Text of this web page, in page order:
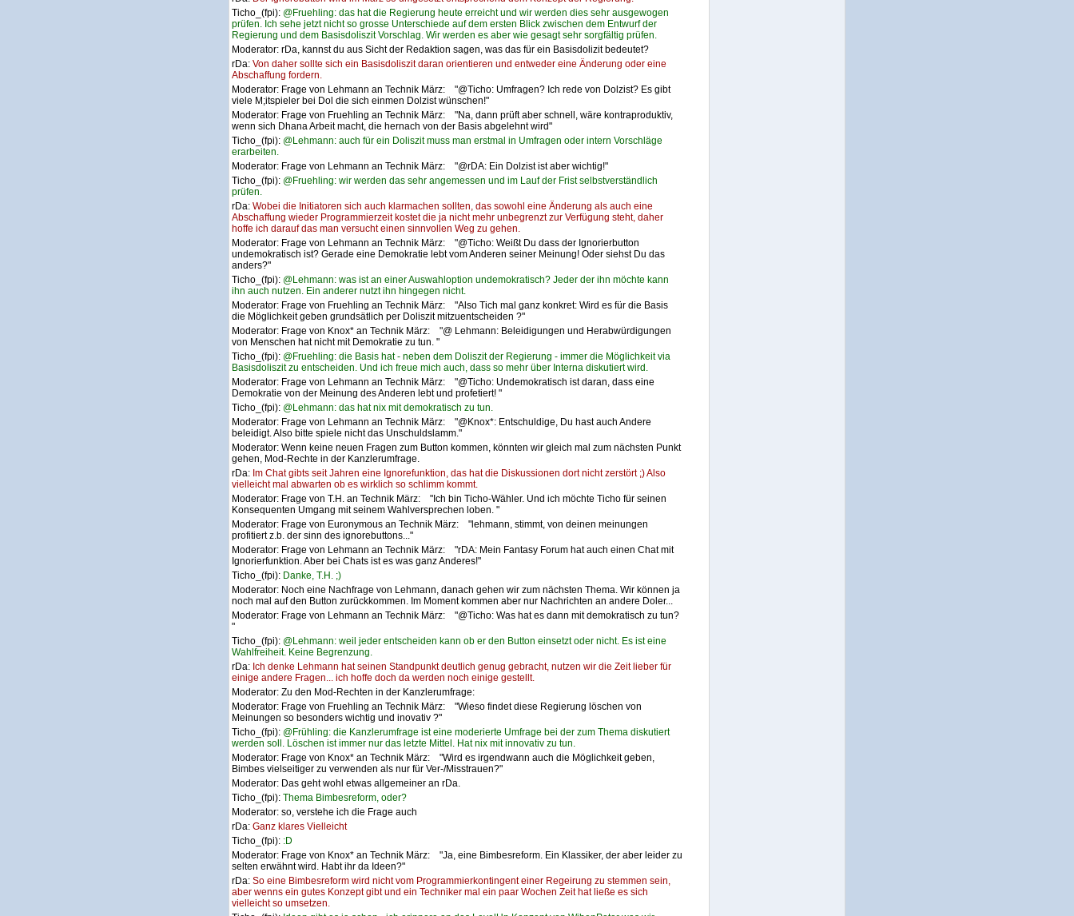
Ticho_(fpi): @Fruehling: das hat die Regierung heute erreicht und wir werden dies sehr ausgewogen
prüfen. Ich sehe jetzt nicht so grosse Unterschiede auf dem ersten Blick zwischen dem Entwurf der
Regierung und dem Basisdoliszit Vorschlag. Wir werden es aber wie gesagt sehr sorgfältig prüfen.
Moderator: rDa, kannst du aus Sicht der Redaktion sagen, was das für ein Basisdolizit bedeutet?
rDa: Von daher sollte sich ein Basisdoliszit daran orientieren und entweder eine Änderung oder eine
Abschaffung fordern.
Moderator: Frage von Lehmann an Technik März: "@Ticho: Umfragen? Ich rede von Dolzist? Es gibt
viele M;itspieler bei Dol die sich einmen Dolzist wünschen!"
Moderator: Frage von Fruehling an Technik März: "Na, dann prüft aber schnell, wäre kontraproduktiv,
wenn sich Dhana Arbeit macht, die hernach von der Basis abgelehnt wird"
Ticho_(fpi): @Lehmann: auch für ein Doliszit muss man erstmal in Umfragen oder intern Vorschläge
erarbeiten.
Moderator: Frage von Lehmann an Technik März: "@rDA: Ein Dolzist ist aber wichtig!"
Ticho_(fpi): @Fruehling: wir werden das sehr angemessen und im Lauf der Frist selbstverständlich
prüfen.
rDa: Wobei die Initiatoren sich auch klarmachen sollten, das sowohl eine Änderung als auch eine
Abschaffung wieder Programmierzeit kostet die ja nicht mehr unbegrenzt zur Verfügung steht, daher
hoffe ich darauf das man versucht einen sinnvollen Weg zu gehen.
Moderator: Frage von Lehmann an Technik März: "@Ticho: Weißt Du dass der Ignorierbutton
undemokratisch ist? Gerade eine Demokratie lebt vom Anderen seiner Meinung! Oder siehst Du das
anders?"
Ticho_(fpi): @Lehmann: was ist an einer Auswahloption undemokratisch? Jeder der ihn möchte kann
ihn auch nutzen. Ein anderer nutzt ihn hingegen nicht.
Moderator: Frage von Fruehling an Technik März: "Also Tich mal ganz konkret: Wird es für die Basis
die Möglichkeit geben grundsätlich per Doliszit mitzuentscheiden ?"
Moderator: Frage von Knox* an Technik März: "@ Lehmann: Beleidigungen und Herabwürdigungen
von Menschen hat nicht mit Demokratie zu tun. "
Ticho_(fpi): @Fruehling: die Basis hat - neben dem Doliszit der Regierung - immer die Möglichkeit via
Basisdoliszit zu entscheiden. Und ich freue mich auch, dass so mehr über Interna diskutiert wird.
Moderator: Frage von Lehmann an Technik März: "@Ticho: Undemokratisch ist daran, dass eine
Demokratie von der Meinung des Anderen lebt und profetiert! "
Ticho_(fpi): @Lehmann: das hat nix mit demokratisch zu tun.
Moderator: Frage von Lehmann an Technik März: "@Knox*: Entschuldige, Du hast auch Andere
beleidigt. Also bitte spiele nicht das Unschuldslamm."
Moderator: Wenn keine neuen Fragen zum Button kommen, könnten wir gleich mal zum nächsten Punkt
gehen, Mod-Rechte in der Kanzlerumfrage.
rDa: Im Chat gibts seit Jahren eine Ignorefunktion, das hat die Diskussionen dort nicht zerstört ;) Also
vielleicht mal abwarten ob es wirklich so schlimm kommt.
Moderator: Frage von T.H. an Technik März: "Ich bin Ticho-Wähler. Und ich möchte Ticho für seinen
Konsequenten Umgang mit seinem Wahlversprechen loben. "
Moderator: Frage von Euronymous an Technik März: "lehmann, stimmt, von deinen meinungen
profitiert z.b. der sinn des ignorebuttons..."
Moderator: Frage von Lehmann an Technik März: "rDA: Mein Fantasy Forum hat auch einen Chat mit
Ignorierfunktion. Aber bei Chats ist es was ganz Anderes!"
Ticho_(fpi): Danke, T.H. ;)
Moderator: Noch eine Nachfrage von Lehmann, danach gehen wir zum nächsten Thema. Wir können ja
noch mal auf den Button zurückkommen. Im Moment kommen aber nur Nachrichten an andere Doler...
Moderator: Frage von Lehmann an Technik März: "@Ticho: Was hat es dann mit demokratisch zu tun?
"
Ticho_(fpi): @Lehmann: weil jeder entscheiden kann ob er den Button einsetzt oder nicht. Es ist eine
Wahlfreiheit. Keine Begrenzung.
rDa: Ich denke Lehmann hat seinen Standpunkt deutlich genug gebracht, nutzen wir die Zeit lieber für
einige andere Fragen... ich hoffe doch da werden noch einige gestellt.
Moderator: Zu den Mod-Rechten in der Kanzlerumfrage:
Moderator: Frage von Fruehling an Technik März: "Wieso findet diese Regierung löschen von
Meinungen so besonders wichtig und inovativ ?"
Ticho_(fpi): @Frühling: die Kanzlerumfrage ist eine moderierte Umfrage bei der zum Thema diskutiert
werden soll. Löschen ist immer nur das letzte Mittel. Hat nix mit innovativ zu tun.
Moderator: Frage von Knox* an Technik März: "Wird es irgendwann auch die Möglichkeit geben,
Bimbes vielseitiger zu verwenden als nur für Ver-/Misstrauen?"
Moderator: Das geht wohl etwas allgemeiner an rDa.
Ticho_(fpi): Thema Bimbesreform, oder?
Moderator: so, verstehe ich die Frage auch
rDa: Ganz klares Vielleicht
Ticho_(fpi): :D
Moderator: Frage von Knox* an Technik März: "Ja, eine Bimbesreform. Ein Klassiker, der aber leider zu
selten erwähnt wird. Habt ihr da Ideen?"
rDa: So eine Bimbesreform wird nicht vom Programmierkontingent einer Regeirung zu stemmen sein,
aber wenns ein gutes Konzept gibt und ein Techniker mal ein paar Wochen Zeit hat ließe es sich
vielleicht so umsetzen.